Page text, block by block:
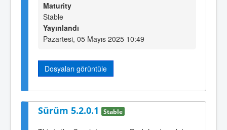
Maturity
Stable
Yayınlandı
Pazartesi, 05 Mayıs 2025 10:49
Dosyaları görüntüle
Sürüm 5.2.0.1 Stable